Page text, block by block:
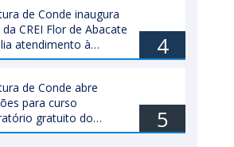
de Conde inaugura
CREI Flor de Abacate
atendimento à
infantil
4
de Conde abre
para curso
gratuito do
veja como participar
5